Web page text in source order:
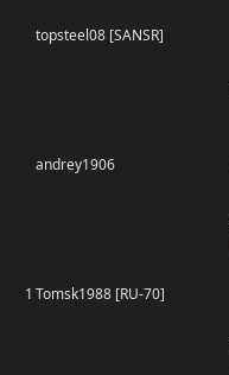
topsteel08 [SANSR]
andrey1906
1 Tomsk1988 [RU-70]